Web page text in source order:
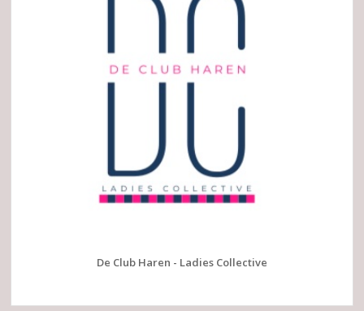
De Club Haren - Ladies Collective